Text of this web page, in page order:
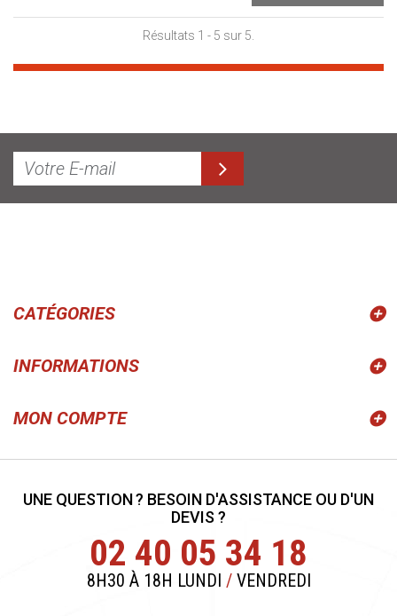
Résultats 1 - 5 sur 5.
CATÉGORIES
INFORMATIONS
MON COMPTE
UNE QUESTION ? BESOIN D'ASSISTANCE OU D'UN
DEVIS ?
02 40 05 34 18
8H30 À 18H LUNDI /VENDREDI